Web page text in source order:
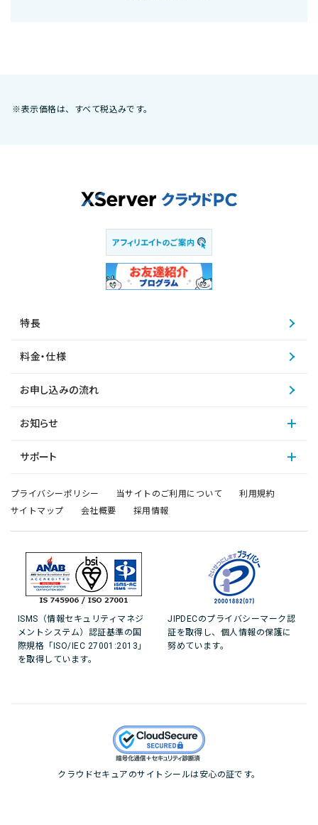
※表示価格は、すべて税込みです。
特長
料金・仕様
お申し込みの流れ
お知らせ
サポート
プライバシーポリシー 当サイトのご利用について
利用規約
サイトマップ
会社概要 採用情報
ISMS（情報セキュリティマネジ
メントシステム）認証基準の国
際規格「ISO/IEC 27001:2013」
を取得しています。
JIPDECのプライバシーマーク認
証を取得し、個人情報の保護に
努めています。
クラウドセキュアのサイトシールは安心の証です。